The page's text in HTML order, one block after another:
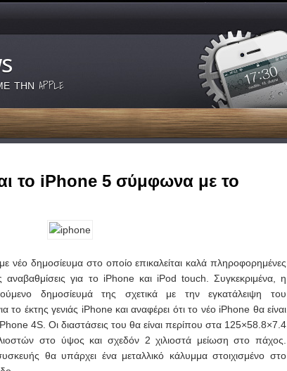
ΤΗΝ APPLE
το iPhone 5 σύμφωνα με το
νέο δημοσίευμα στο οποίο επικαλείται καλά πληροφορημένες
αναβαθμίσεις για το iPhone και iPod touch. Συγκεκριμένα, η
δημοσίευμά της σχετικά με την εγκατάλειψη του
έκτης γενιάς iPhone και αναφέρει ότι το νέο iPhone θα είναι
4S. Οι διαστάσεις του θα είναι περίπου στα 125×58.8×7.4
στο ύψος και σχεδόν 2 χιλιοστά μείωση στο πάχος.
θα υπάρχει ένα μεταλλικό κάλυμμα στοιχισμένο στο